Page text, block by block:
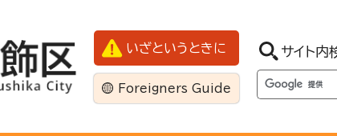
いざというときに
Foreigners Guide
サイト内